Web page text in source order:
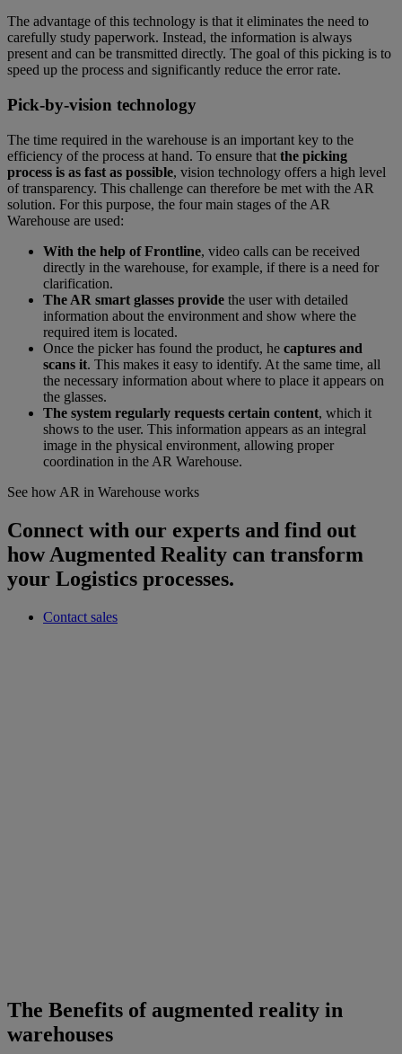
The advantage of this technology is that it eliminates the need to
carefully study paperwork. Instead, the information is always
present and can be transmitted directly. The goal of this picking is to
speed up the process and significantly reduce the error rate.
Pick-by-vision technology
The time required in the warehouse is an important key to the
efficiency of the process at hand. To ensure that the picking
process is as fast as possible, vision technology offers a high level
of transparency. This challenge can therefore be met with the AR
solution. For this purpose, the four main stages of the AR
Warehouse are used:
With the help of Frontline, video calls can be received
directly in the warehouse, for example, if there is a need for
clarification.
The AR smart glasses provide the user with detailed
information about the environment and show where the
required item is located.
Once the picker has found the product, he captures and
scans it. This makes it easy to identify. At the same time, all
the necessary information about where to place it appears on
the glasses.
The system regularly requests certain content, which it
shows to the user. This information appears as an integral
image in the physical environment, allowing proper
coordination in the AR Warehouse.
See how AR in Warehouse works
Connect with our experts and find out
how Augmented Reality can transform
your Logistics processes.
Contact sales
The Benefits of augmented reality in
warehouses